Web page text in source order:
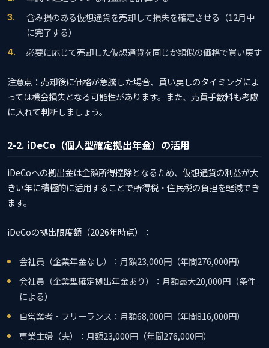
含み損のある仮想通貨を売却して損失を確定させる（12月中
に完了する）
必要に応じて売却した仮想通貨を同じか類似の価格で買い戻す
注意点：売却後に価格が急騰した場合、買い戻しのタイミングによ
っては機会損失となる可能性があります。また、売買手数料も考慮
に入れて判断しましょう。
2-2. iDeCo（個人型確定拠出年金）の活用
iDeCoへの拠出金は全額所得控除となるため、仮想通貨の利益が大
きい年に積極的に活用することで所得税・住民税の負担を軽減でき
ます。
iDeCoの拠出限度額（2026年時点）：
会社員（企業年金なし）：月額23,000円（年間276,000円）
会社員（企業型確定拠出年金あり）：月額最大20,000円（条件
による）
自営業者・フリーランス：月額68,000円（年間816,000円）
専業主婦（夫）：月額23,000円（年間276,000円）